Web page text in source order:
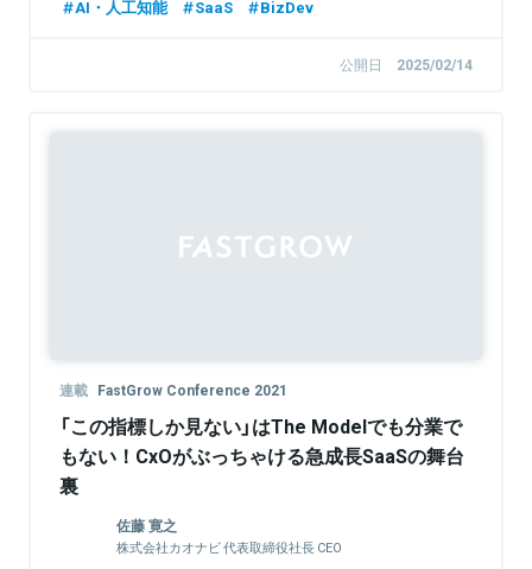
AI・人工知能 SaaS BizDev
公開日 2025/02/14
連載 FastGrow Conference 2021
「この指標しか見ない」はThe Modelでも分業で
もない！CxOがぶっちゃける急成長SaaSの舞台
裏
佐藤 寛之
株式会社カオナビ 代表取締役社長 CEO